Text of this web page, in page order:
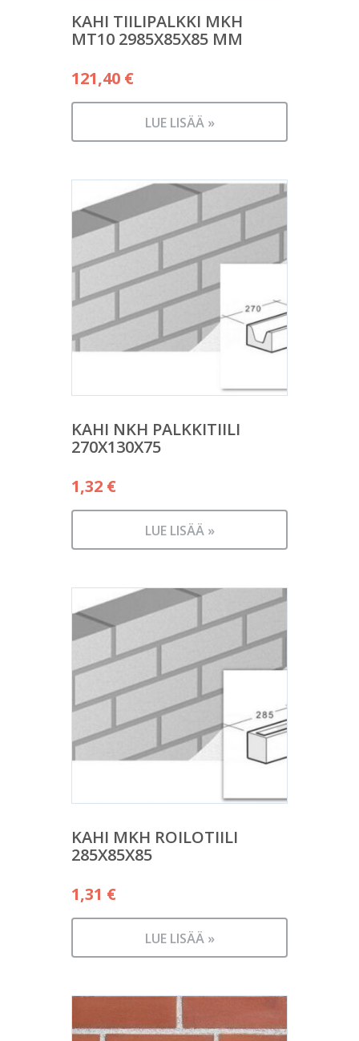
KAHI TIILIPALKKI MKH
MT10 2985X85X85 MM
121,40 €
LUE LISÄÄ »
KAHI NKH PALKKITIILI
270X130X75
1,32 €
LUE LISÄÄ »
KAHI MKH ROILOTIILI
285X85X85
1,31 €
LUE LISÄÄ »